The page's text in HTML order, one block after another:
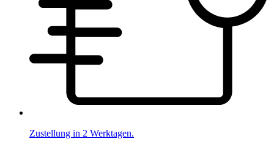
Zustellung in 2 Werktagen.